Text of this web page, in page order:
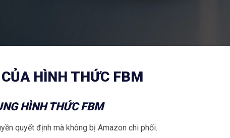
HÌNH THỨC FBM
HÌNH THỨC FBM
quyết định mà không bị Amazon chi phối.